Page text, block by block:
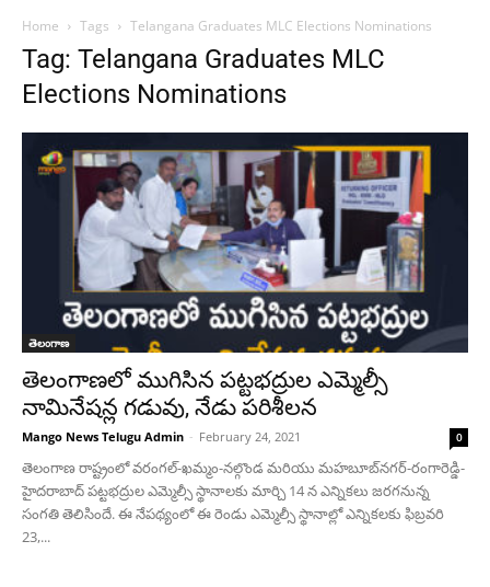
Home Tags Telangana Graduates MLC Elections Nominations
Tag: Telangana Graduates MLC
Elections Nominations
తెలంగాణ
తెలంగాణలో ముగిసిన ప‌ట్ట‌భ‌ద్రుల ఎమ్మెల్సీ
నామినేషన్ల గడువు, నేడు పరిశీలన
Mango News Telugu Admin - February 24, 2021 0
తెలంగాణ రాష్ట్రంలో వరంగల్-ఖమ్మం-నల్గొండ మరియు మహబూబ్‌నగర్‌-రంగారెడ్డి-‌
హైదరాబాద్ పట్టభద్రుల ఎమ్మెల్సీ స్థానాలకు మార్చి 14 న ఎన్నికలు జరగనున్న
సంగతి తెలిసిందే. ఈ నేపథ్యంలో ఈ రెండు ఎమ్మెల్సీ స్థానాల్లో ఎన్నికలకు ఫిబ్రవరి
23,...